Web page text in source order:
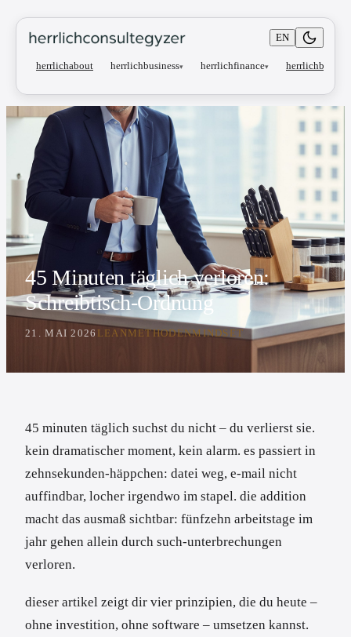
herrlichabout herrlichbusiness▾ herrlichfinance▾ herrlichblog
EN
45 Minuten täglich verloren:
Schreibtisch-Ordnung
21. MAI 2026 LEANMETHODENMINDSET
45 minuten täglich suchst du nicht – du verlierst sie.
kein dramatischer moment, kein alarm. es passiert in
zehnsekunden-häppchen: datei weg, e-mail nicht
auffindbar, locher irgendwo im stapel. die addition
macht das ausmaß sichtbar: fünfzehn arbeitstage im
jahr gehen allein durch such-unterbrechungen
verloren.
dieser artikel zeigt dir vier prinzipien, die du heute –
ohne investition, ohne software – umsetzen kannst.